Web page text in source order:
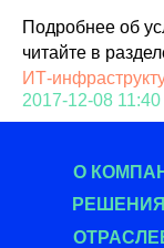
Подробнее об
читайте в
ИТ-
2017-12-08 11:40
О
РЕШЕНИЯ
О